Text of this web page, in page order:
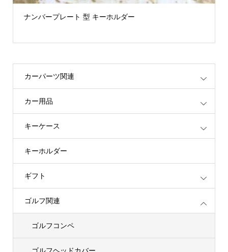
ナンバープレート 型 キーホルダー
カーパーツ関連
カー用品
キーケース
キーホルダー
ギフト
ゴルフ関連
ゴルフコンペ